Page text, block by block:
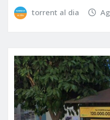
torrent al dia